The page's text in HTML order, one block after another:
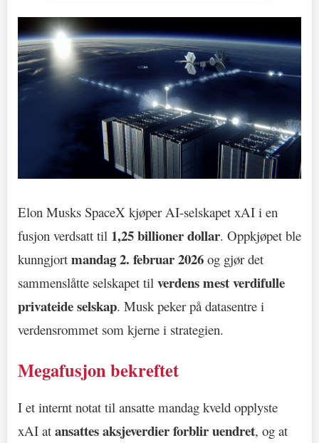
Elon Musks SpaceX kjøper AI-selskapet xAI i en
fusjon verdsatt til 1,25 billioner dollar. Oppkjøpet ble
kunngjort mandag 2. februar 2026 og gjør det
sammenslåtte selskapet til verdens mest verdifulle
privateide selskap. Musk peker på datasentre i
verdensrommet som kjerne i strategien.
Megafusjon bekreftet
I et internt notat til ansatte mandag kveld opplyste
xAI at ansattes aksjeverdier forblir uendret, og at